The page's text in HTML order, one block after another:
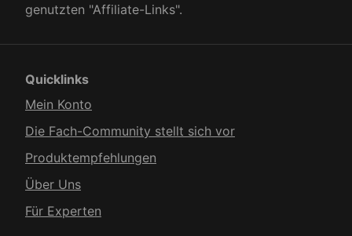
genutzten "Affiliate-Links".
Quicklinks
Mein Konto
Die Fach-Community stellt sich vor
Produkt­empfehlungen
Über Uns
Für Experten